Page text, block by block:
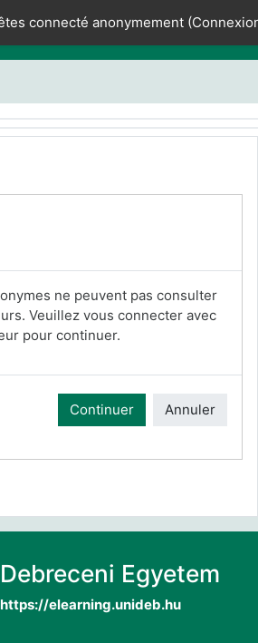
connecté anonymement (
ne peuvent pas consulter
Veuillez vous connecter avec
pour continuer.
Continuer Annuler
Debreceni Egyetem
https://elearning.unideb.hu